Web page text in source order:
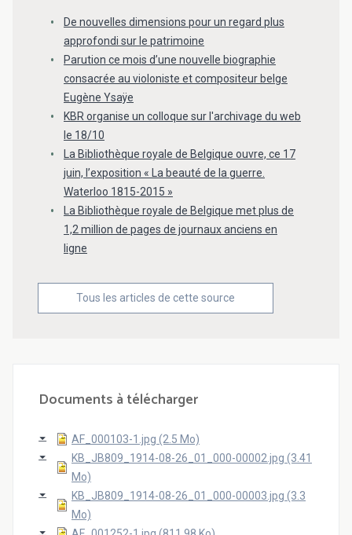
De nouvelles dimensions pour un regard plus
approfondi sur le patrimoine
Parution ce mois d’une nouvelle biographie
consacrée au violoniste et compositeur belge
Eugène Ysaÿe
KBR organise un colloque sur l'archivage du web
le 18/10
La Bibliothèque royale de Belgique ouvre, ce 17
juin, l’exposition « La beauté de la guerre.
Waterloo 1815-2015 »
La Bibliothèque royale de Belgique met plus de
1,2 million de pages de journaux anciens en
ligne
Tous les articles de cette source
Documents à télécharger
AF_000103-1.jpg (2.5 Mo)
KB_JB809_1914-08-26_01_000-00002.jpg (3.41
Mo)
KB_JB809_1914-08-26_01_000-00003.jpg (3.3
Mo)